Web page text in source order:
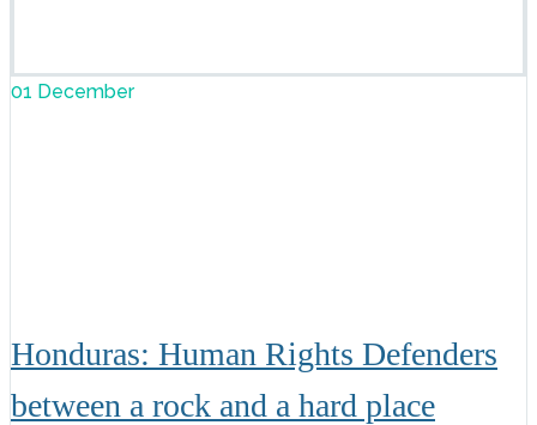
01 December
Honduras: Human Rights Defenders
between a rock and a hard place